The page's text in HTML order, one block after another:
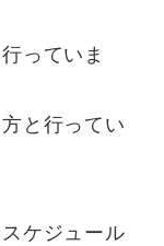
っていま
と行ってい
ケジュール